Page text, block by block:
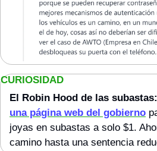
CURIOSIDAD
El Robin Hood de las subastas:
una página web del gobierno
joyas en subastas a solo $1.
camino hasta una sentencia